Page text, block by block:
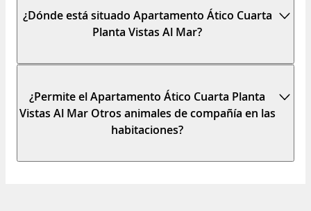
¿Dónde está situado Apartamento Ático Cuarta
Planta Vistas Al Mar?
¿Permite el Apartamento Ático Cuarta Planta
Vistas Al Mar Otros animales de compañía en las
habitaciones?